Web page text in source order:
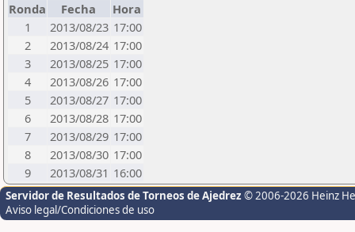
Ronda Fecha
Hora
1
2013/08/23 17:00
2
2013/08/24 17:00
3
2013/08/25 17:00
4
2013/08/26 17:00
5
2013/08/27 17:00
6
2013/08/28 17:00
7
2013/08/29 17:00
8
2013/08/30 17:00
9
2013/08/31 16:00
Servidor de Resultados de Torneos de Ajedrez © 2006-2026 Heinz
Aviso legal/Condiciones de uso